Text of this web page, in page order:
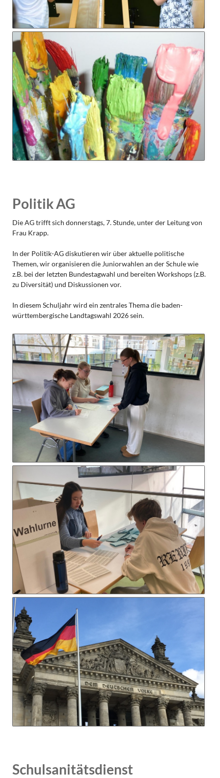
Politik AG
Die AG trifft sich donnerstags, 7. Stunde, unter der Leitung von
Frau Krapp.
In der Politik-AG diskutieren wir über aktuelle politische
Themen, wir organisieren die Juniorwahlen an der Schule wie
z.B. bei der letzten Bundestagwahl und bereiten Workshops (z.B.
zu Diversität) und Diskussionen vor.
In diesem Schuljahr wird ein zentrales Thema die baden-
württembergische Landtagswahl 2026 sein.
Schulsanitätsdienst